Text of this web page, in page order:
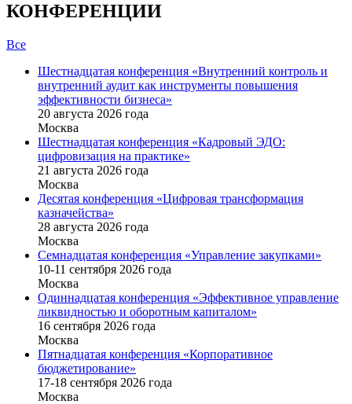
КОНФЕРЕНЦИИ
Все
Шестнадцатая конференция «Внутренний контроль и
внутренний аудит как инструменты повышения
эффективности бизнеса»
20 августа 2026 года
Москва
Шестнадцатая конференция «Кадровый ЭДО:
цифровизация на практике»
21 августа 2026 года
Москва
Десятая конференция «Цифровая трансформация
казначейства»
28 августа 2026 года
Москва
Семнадцатая конференция «Управление закупками»
10-11 сентября 2026 года
Москва
Одиннадцатая конференция «Эффективное управление
ликвидностью и оборотным капиталом»
16 cентября 2026 года
Москва
Пятнадцатая конференция «Корпоративное
бюджетирование»
17-18 сентября 2026 года
Москва